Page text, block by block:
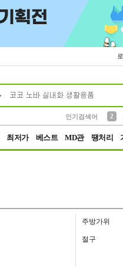
인기검색어
2
최저가 베스트 MD관 땡처리
주방가위
절구